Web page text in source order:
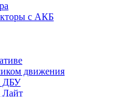
с АКБ
движения
ДБУ
Лайт